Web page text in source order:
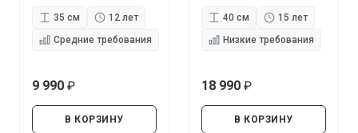
35 см
12 лет
Средние требования
9 990
В КОРЗИНУ
40 см
15 лет
Низкие требования
18 990
В КОРЗИНУ